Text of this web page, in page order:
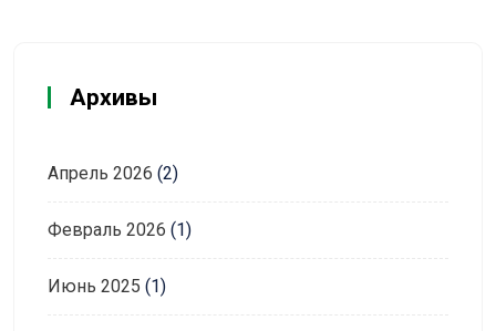
Архивы
Апрель 2026 (2)
Февраль 2026 (1)
Июнь 2025 (1)